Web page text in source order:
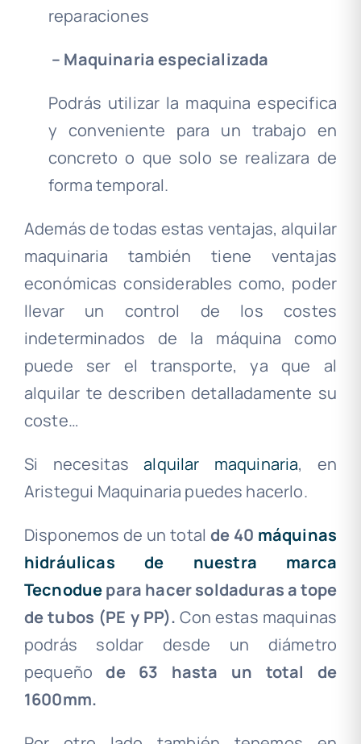
reparaciones
– Maquinaria especializada
Podrás utilizar la maquina especifica
y conveniente para un trabajo en
concreto o que solo se realizara de
forma temporal.
Además de todas estas ventajas, alquilar
maquinaria también tiene ventajas
económicas considerables como, poder
llevar un control de los costes
indeterminados de la máquina como
puede ser el transporte, ya que al
alquilar te describen detalladamente su
coste…
Si necesitasalquilar maquinaria, en
Aristegui Maquinaria puedes hacerlo.
Disponemos de un total de 40 máquinas
hidráulicas de nuestra marca
Tecnoduepara hacer soldaduras a tope
de tubos (PE y PP). Con estas maquinas
podrás soldar desde un diámetro
pequeñode 63 hasta un total de
1600mm.